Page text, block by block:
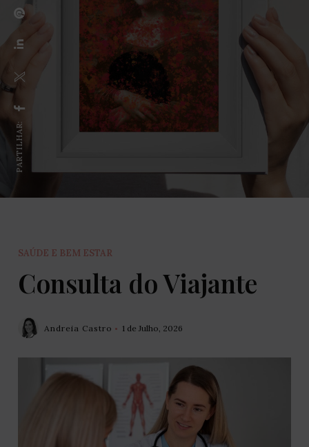
PARTILHAR:
SAÚDE E BEM ESTAR
Consulta do Viajante
Andreia Castro 1 de Julho, 2026